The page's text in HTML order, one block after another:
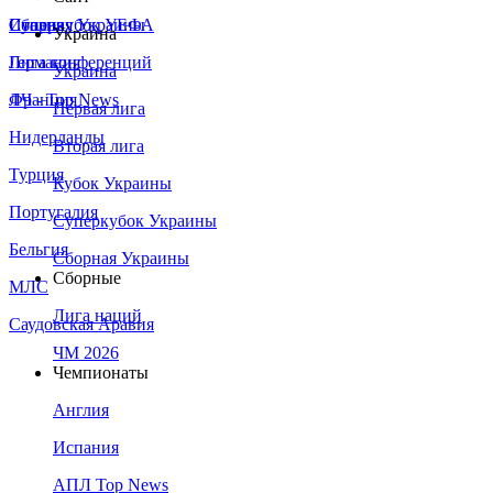
Сборная Украины
Италия
Германия
Франция
Нидерланды
Турция
Португалия
Бельгия
МЛС
Саудовская Аравия
Суперкубок УЕФА
Лига конференций
ЛЧ - Top News
Украина
Украина
Первая лига
Вторая лига
Кубок Украины
Суперкубок Украины
Сборная Украины
Сборные
Лига наций
ЧМ 2026
Чемпионаты
Англия
Испания
АПЛ Top News